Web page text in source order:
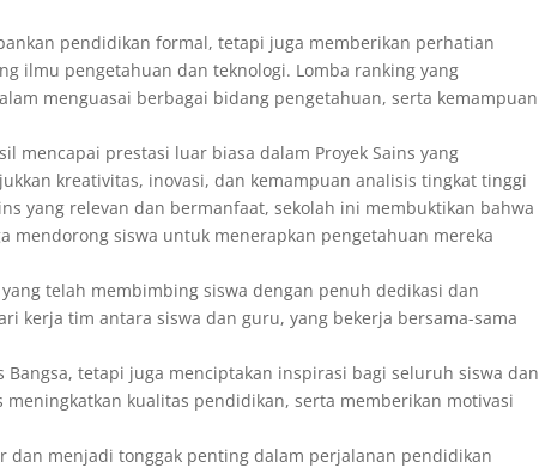
pendidikan formal, tetapi juga memberikan perhatian
ilmu pengetahuan dan teknologi. Lomba ranking yang
menguasai berbagai bidang pengetahuan, serta kemampuan
mencapai prestasi luar biasa dalam Proyek Sains yang
kreativitas, inovasi, dan kemampuan analisis tingkat tinggi
yang relevan dan bermanfaat, sekolah ini membuktikan bahwa
siswa untuk menerapkan pengetahuan mereka
telah membimbing siswa dengan penuh dedikasi dan
kerja tim antara siswa dan guru, yang bekerja bersama-sama
tetapi juga menciptakan inspirasi bagi seluruh siswa dan
kualitas pendidikan, serta memberikan motivasi
dan menjadi tonggak penting dalam perjalanan pendidikan